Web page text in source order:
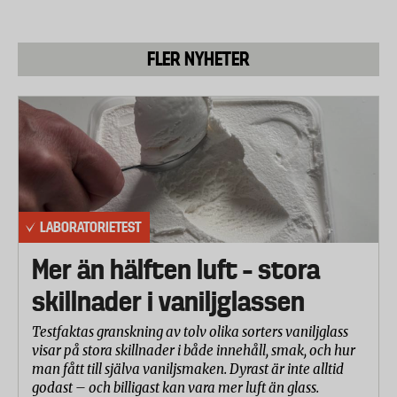
prover av respektive fabrikat (inklusive Pampers)
köpts in i dagligvarubutiker i stockholmsregionen
under januari månad 2009. Laboratoriet har testat
blöjorna med avseende på följande aspekter:
Blöjans absorptionsförmåga
Testas genom att mäta det antalet gram vätska som
blöjan absorberat. Detta testmoment avser endast
blöjans tekniska absorptionsförmåga (mängden
absorberande material och absorbentens
effektivitet).
Blöjans förmåga att förhindra läckage
Testas genom att blöjan appliceras på en provdocka
och 45 ml vätska (syntetiskt urin) tillförs var femte
minut till dess att läckage uppstår. Provdockan
alterneras mellan rygg och mage mellan varje
FLER NYHETER
LABORATORIETEST
Mer än hälften luft – stora
skillnader i vaniljglassen
Testfaktas granskning av tolv olika sorters vaniljglass
visar på stora skillnader i både innehåll, smak, och hur
man fått till själva vaniljsmaken. Dyrast är inte alltid
godast – och billigast kan vara mer luft än glass.